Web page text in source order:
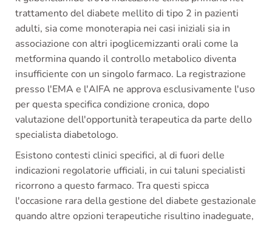
trattamento del diabete mellito di tipo 2 in pazienti
adulti, sia come monoterapia nei casi iniziali sia in
associazione con altri ipoglicemizzanti orali come la
metformina quando il controllo metabolico diventa
insufficiente con un singolo farmaco. La registrazione
presso l'EMA e l'AIFA ne approva esclusivamente l'uso
per questa specifica condizione cronica, dopo
valutazione dell'opportunità terapeutica da parte dello
specialista diabetologo.
Esistono contesti clinici specifici, al di fuori delle
indicazioni regolatorie ufficiali, in cui taluni specialisti
ricorrono a questo farmaco. Tra questi spicca
l'occasione rara della gestione del diabete gestazionale
quando altre opzioni terapeutiche risultino inadeguate,